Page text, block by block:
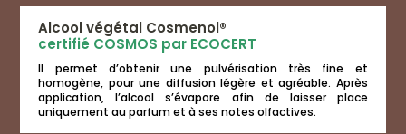
Alcool végétal Cosmenol®
certifié COSMOS par ECOCERT
Il permet d’obtenir une pulvérisation très fine et
homogène, pour une diffusion légère et agréable. Après
application, l’alcool s’évapore afin de laisser place
uniquement au parfum et à ses notes olfactives.